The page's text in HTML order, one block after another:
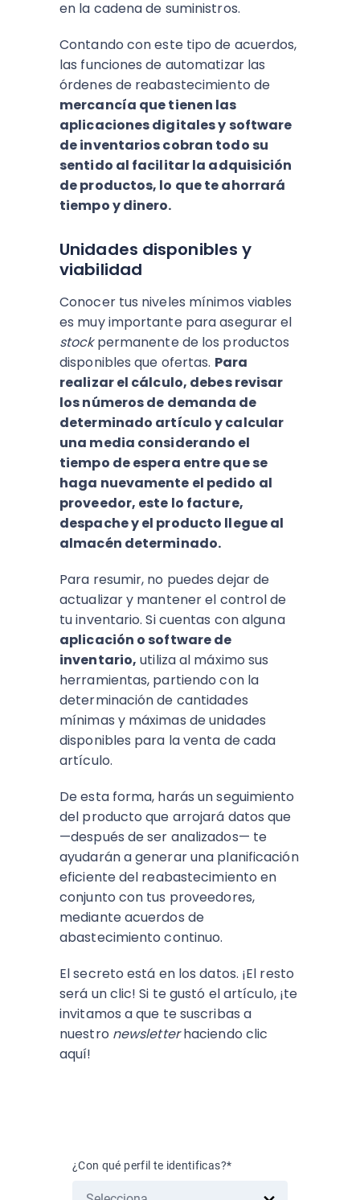
en la cadena de suministros.
Contando con este tipo de acuerdos,
las funciones de automatizar las
órdenes de reabastecimiento de
mercancía que tienen las
aplicaciones digitales y software
de inventarios cobran todo su
sentido al facilitar la adquisición
de productos, lo que te ahorrará
tiempo y dinero.
Unidades disponibles y
viabilidad
Conocer tus niveles mínimos viables
es muy importante para asegurar el
stockpermanente de los productos
disponibles que ofertas. Para
realizar el cálculo, debes revisar
los números de demanda de
determinado artículo y calcular
una media considerando el
tiempo de espera entre que se
haga nuevamente el pedido al
proveedor, este lo facture,
despache y el producto llegue al
almacén determinado.
Para resumir, no puedes dejar de
actualizar y mantener el control de
tu inventario. Si cuentas con alguna
aplicación o software de
inventario, utiliza al máximo sus
herramientas, partiendo con la
determinación de cantidades
mínimas y máximas de unidades
disponibles para la venta de cada
artículo.
De esta forma, harás un seguimiento
del producto que arrojará datos que
—después de ser analizados— te
ayudarán a generar una planificación
eficiente del reabastecimiento en
conjunto con tus proveedores,
mediante acuerdos de
abastecimiento continuo.
El secreto está en los datos. ¡El resto
será un clic! Si te gustó el artículo, ¡te
invitamos a que te suscribas a
nuestro newsletterhaciendo clic
aquí!
¿Con qué perfil te identificas?*